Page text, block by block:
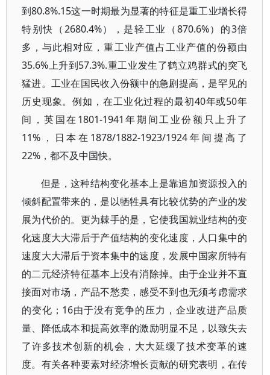
到80.8%.15这一时期最为显著的特征是重工业增长得
特别快（2680.4%），是轻工业（870.6%）的3倍
多，与此相对应，重工业产值占工业产值的份额由
35.6%上升到57.3%.重工业发生了鹤立鸡群式的突飞
猛进。工业在国民收入份额中的急剧提高，是罕见的
历史现象。例如，在工业化过程的最初40年或50年
间，英国在1801-1941年期间工业份额只上升了
11%，日本在1878/1882-1923/1924年间提高了
22%，都不及中国快。
但是，这种结构变化基本上是靠追加资源投入的
倾斜配置带来的，是以牺牲具有比较优势的产业的发
展为代价的。更为棘手的是，它使我国就业结构的变
化速度大大滞后于产值结构的变化速度，人口集中的
速度大大滞后于资本集中的速度，发展中国家所特有
的二元经济特征基本上没有消除掉。由于企业并不直
接面对市场，产品不愁卖，感受不到也无须考虑需求
的变化；16由于没有竞争的压力，企业改进产品质
量、降低成本和提高效率的激励明显不足，以致失去
了许多技术创新的机会，大大延缓了技术变革的速
度。有关各种要素对经济增长贡献的研究表明，在传